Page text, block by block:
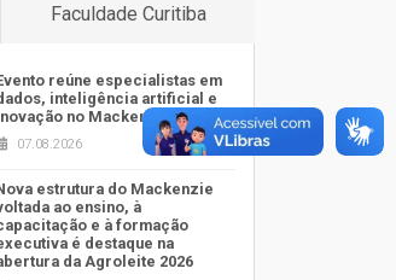
Faculdade Curitiba
reúne especialistas em
inteligência artificial e
no Mackenzie
07.08.2026
estrutura do Mackenzie
ao ensino, à
e à formação
é destaque na
da Agroleite 2026